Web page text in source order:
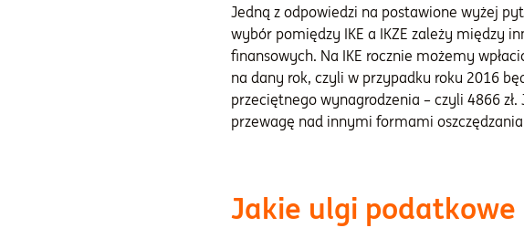
Jedną z odpowiedzi na postawione wyżej
wybór pomiędzy IKE a IKZE zależy między
finansowych. Na IKE rocznie możemy
na dany rok, czyli w przypadku roku 2016
przeciętnego wynagrodzenia – czyli 4866
przewagę nad innymi formami
Jakie ulgi podatkowe